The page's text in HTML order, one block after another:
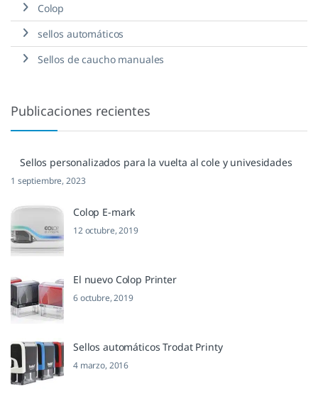
Colop
sellos automáticos
Sellos de caucho manuales
Publicaciones recientes
Sellos personalizados para la vuelta al cole y univesidades
1 septiembre, 2023
Colop E-mark
12 octubre, 2019
El nuevo Colop Printer
6 octubre, 2019
Sellos automáticos Trodat Printy
4 marzo, 2016